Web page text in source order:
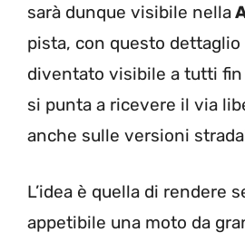
sarà dunque visibile nella
pista, con questo dettaglio
diventato visibile a tutti fin
si punta a ricevere il via
anche sulle versioni
L’idea è quella di rendere
appetibile una moto da